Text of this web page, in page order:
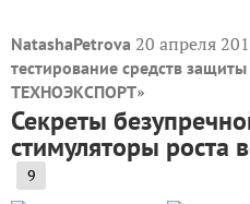
NatashaPetrova 20 апреля
тестирование средств
ТЕХНОЭКСПОРТ»
Секреты
стимуляторы роста
9